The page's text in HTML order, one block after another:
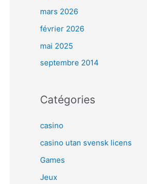
mars 2026
février 2026
mai 2025
septembre 2014
Catégories
casino
casino utan svensk licens
Games
Jeux